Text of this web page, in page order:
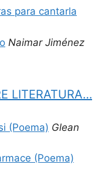
para cantarla
Naimar Jiménez
LITERATURA…
(Poema) Glean
(Poema)